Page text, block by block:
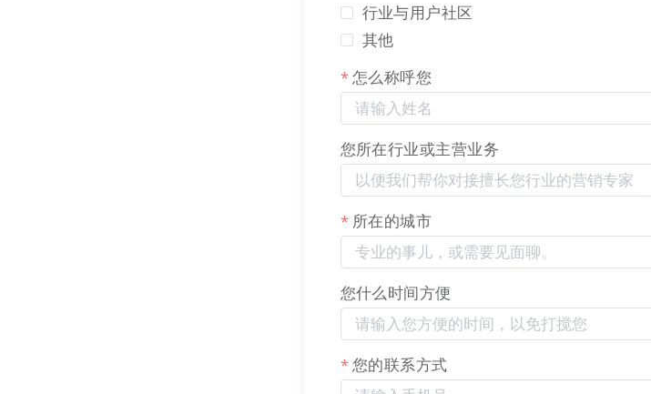
行业与用户社区
其他
怎么称呼您
您所在行业或主营业务
所在的城市
您什么时间方便
您的联系方式